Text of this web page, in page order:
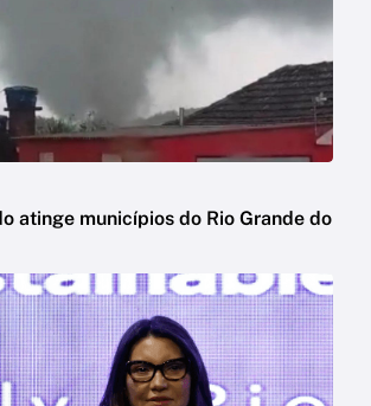
atinge municípios do Rio Grande do